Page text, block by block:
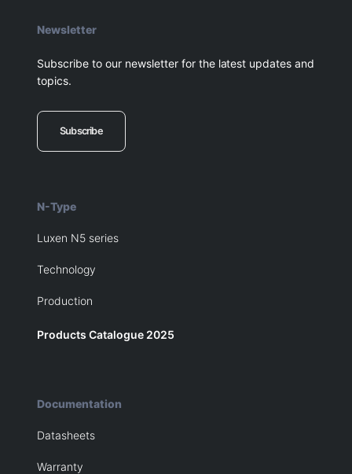
Newsletter
Subscribe to our newsletter for the latest updates and
topics.
Subscribe
N-Type
Luxen N5 series
Technology
Production
Products Catalogue 2025
Documentation
Datasheets
Warranty